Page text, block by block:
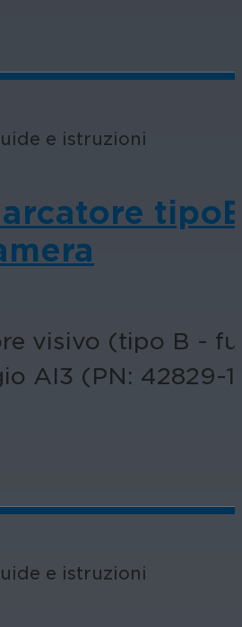
e istruzioni
visivo (tipo B -
AI3 (PN: 42829-
e istruzioni